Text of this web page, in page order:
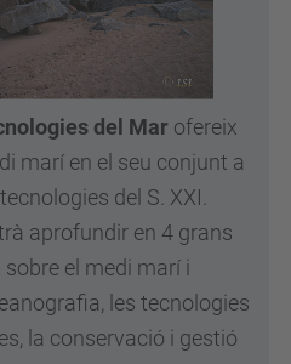
del Mar ofereix
marí en el seu conjunt a
del S. XXI.
aprofundir en 4 grans
el medi marí i
les tecnologies
la conservació i gestió